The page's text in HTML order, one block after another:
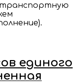
транспортную
единого